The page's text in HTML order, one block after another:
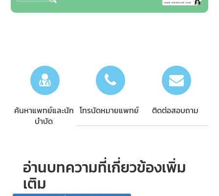
ค้นหาแพทย์และนัก
บำบัด
โทรนัดหมายแพทย์ ติดต่อสอบถาม
อ่านบทความที่เกี่ยวข้องเพิ่ม
เติม